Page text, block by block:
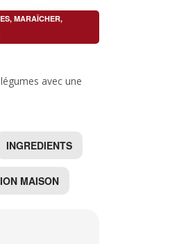
, MARAÎCHER,
avec une
INGREDIENTS
MAISON